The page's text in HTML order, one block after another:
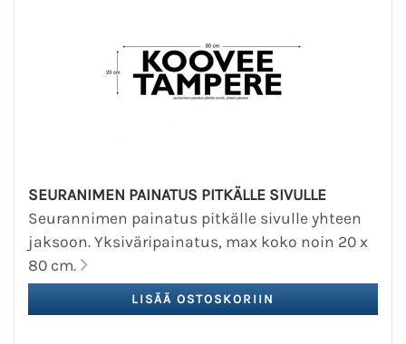
SEURANIMEN PAINATUS PITKÄLLE SIVULLE
Seurannimen painatus pitkälle sivulle yhteen
jaksoon. Yksiväripainatus, max koko noin 20 x
80 cm.